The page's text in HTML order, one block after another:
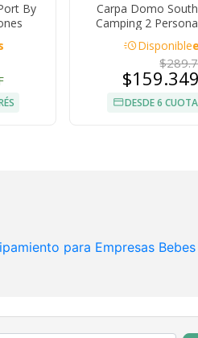
By
UV
Carpa Domo
Camping 2
acuteDisponible
$159.349
DESDE 6
para Empresas